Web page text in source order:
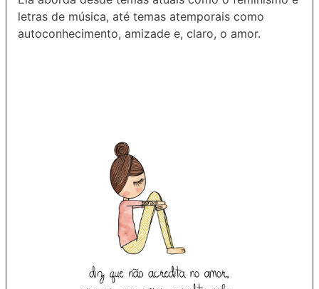
letras de música, até temas atemporais como
autoconhecimento, amizade e, claro, o amor.